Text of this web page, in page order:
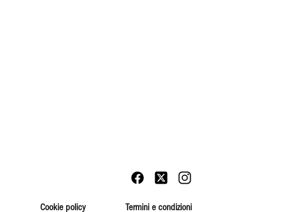
Cookie policy Termini e condizioni